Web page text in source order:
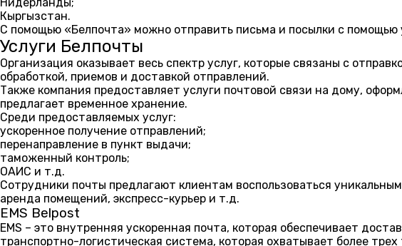
Кыргызстан.
С помощью «Белпочта» можно отправить письма и посылки с помощью
Услуги Белпочты
Организация оказывает весь спектр услуг, которые связаны с
обработкой, приемов и доставкой отправлений.
Также компания предоставляет услуги почтовой связи на дому,
предлагает временное хранение.
Среди предоставляемых услуг:
ускоренное получение отправлений;
перенаправление в пункт выдачи;
таможенный контроль;
ОАИС и т.д.
Сотрудники почты предлагают клиентам воспользоваться
аренда помещений, экспресс-курьер и т.д.
EMS Belpost
EMS – это внутренняя ускоренная почта, которая обеспечивает
транспортно-логистическая система, которая охватывает более